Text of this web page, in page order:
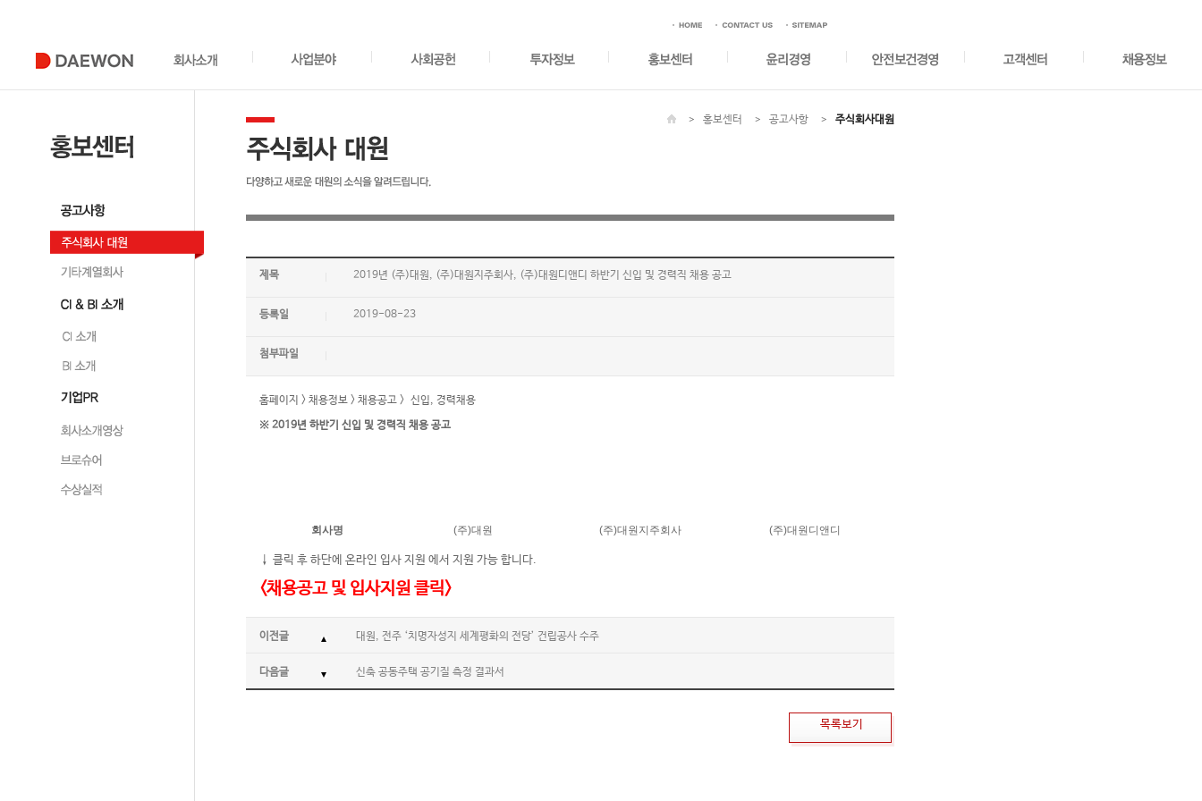
홍보센터 공고사항 주식회사대원
제목 2019년 (주)대원, (주)대원지주회사, (주)대원디앤디 하반기 신입 및 경력직 채용 공고
등록일 2019-08-23
첨부파일
홈페이지 > 채용정보 > 채용공고 > 신입, 경력채용
※ 2019년 하반기 신입 및 경력직 채용 공고
회사명 (주)대원 (주)대원지주회사 (주)대원디앤디
↓ 클릭 후 하단에 온라인 입사 지원 에서 지원 가능 합니다.
<채용공고 및 입사지원 클릭>
이전글 대원, 전주 ‘치명자성지 세계평화의 전당’ 건립공사 수주
다음글 신축 공동주택 공기질 측정 결과서
목록보기